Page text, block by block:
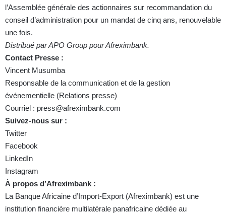
l’Assemblée générale des actionnaires sur recommandation du
conseil d’administration pour un mandat de cinq ans, renouvelable
une fois.
Distribué par APO Group pour Afreximbank.
Contact Presse :
Vincent Musumba
Responsable de la communication et de la gestion
événementielle (Relations presse)
Courriel : press@afreximbank.com
Suivez-nous sur :
Twitter
Facebook
LinkedIn
Instagram
À propos d’Afreximbank :
La Banque Africaine d’Import-Export (Afreximbank) est une
institution financière multilatérale panafricaine dédiée au